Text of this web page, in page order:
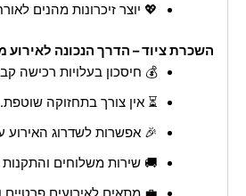
💖 יוצר זיכרונות מהנים
השכרת ציוד – הדרך הנכונה לאירוע
💰 חיסכון בעלויות רכישה
⏳ אין צורך בתחזוקה שוטפת.
🎉 אפשרות לשדרוג האירוע
🚚 שירות משלוחים והתקנות